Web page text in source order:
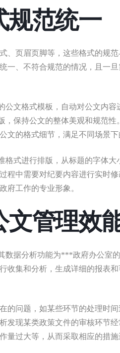
规范统一
、页眉页脚等，这些格式的规
一、不符合规范的情况，且一
文格式模板，自动对公文内容
保持公文的整体美观和规范性
的格式细节，满足不同场景下
式进行排版，从标题的字体大
程中需要对纪要内容进行实时
府工作的专业形象。
文管理效
数据分析功能为***政府办公室
收集和分析，生成详细的报表
的问题，如某些环节的处理时
发现某类政策文件的审核环节
量过大等，从而采取相应的措